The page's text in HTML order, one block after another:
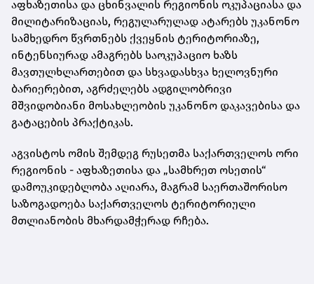
აფხაზეთისა და ცხინვალის რეგიონის ოკუპაციასა და
მილიტარიზაციას, რეგულარულად ატარებს უკანონო
სამხედრო წვრთნებს ქვეყნის ტერიტორიაზე,
ინტენსიურად ამაგრებს საოკუპაციო ხაზს
მავთულხლართებით და სხვადასხვა ხელოვნური
ბარიერებით, აგრძელებს ადგილობრივი
მშვიდობიანი მოსახლეობის უკანონო დაკავებისა და
გატაცების პრაქტიკას.
აგვისტოს ომის შემდეგ რუსეთმა საქართველოს ორი
რეგიონის - აფხაზეთისა და „სამხრეთ ოსეთის“
დამოუკიდებლობა აღიარა, მაგრამ საერთაშორისო
საზოგადოება საქართველოს ტერიტორიული
მთლიანობის მხარდამჭერად რჩება.